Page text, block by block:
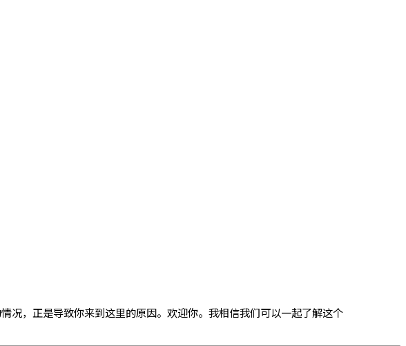
况，正是导致你来到这里的原因。欢迎你。我相信我们可以一起了解这个